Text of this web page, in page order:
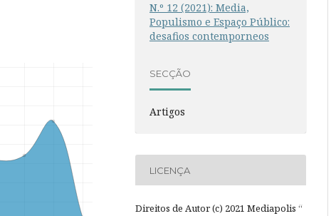
N.º 12 (2021): Media,
Populismo e Espaço Público:
desafios contemporneos
SECÇÃO
Artigos
LICENÇA
Direitos de Autor (c) 2021 Mediapolis “